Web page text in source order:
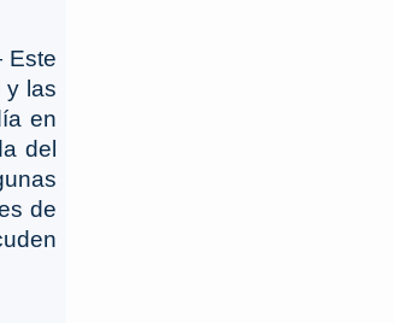
y las
en
del
de